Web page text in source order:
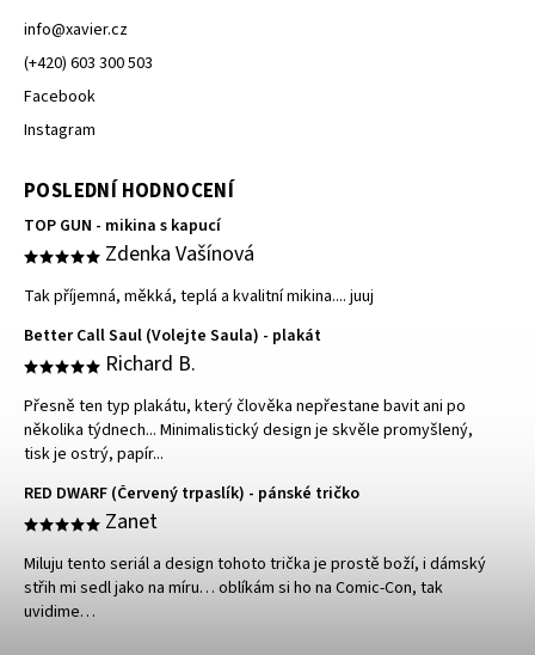
info@xavier.cz
(+420) 603 300 503
Facebook
Instagram
POSLEDNÍ HODNOCENÍ
TOP GUN - mikina s kapucí
Zdenka Vašínová
Tak příjemná, měkká, teplá a kvalitní mikina.... juuj
Better Call Saul (Volejte Saula) - plakát
Richard B.
Přesně ten typ plakátu, který člověka nepřestane bavit ani po
několika týdnech... Minimalistický design je skvěle promyšlený,
tisk je ostrý, papír...
RED DWARF (Červený trpaslík) - pánské tričko
Zanet
Miluju tento seriál a design tohoto trička je prostě boží, i dámský
střih mi sedl jako na míru… oblíkám si ho na Comic-Con, tak
uvidime…